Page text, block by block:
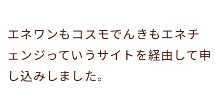
エネワンもコスモでんきもエネチ
ェンジっていうサイトを経由して申
し込みしました。